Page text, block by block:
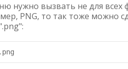
нужно вызвать не для
PNG, то так тоже можно